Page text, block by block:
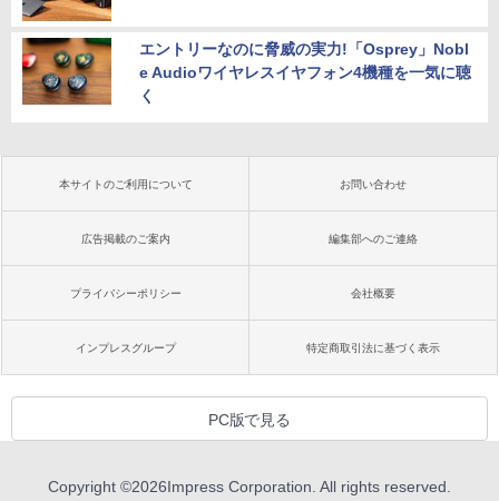
エントリーなのに脅威の実力!「Osprey」Nobl
e Audioワイヤレスイヤフォン4機種を一気に聴
く
本サイトのご利用について お問い合わせ
広告掲載のご案内 編集部へのご連絡
プライバシーポリシー 会社概要
インプレスグループ 特定商取引法に基づく表示
PC版で見る
Copyright ©2026Impress Corporation. All rights reserved.